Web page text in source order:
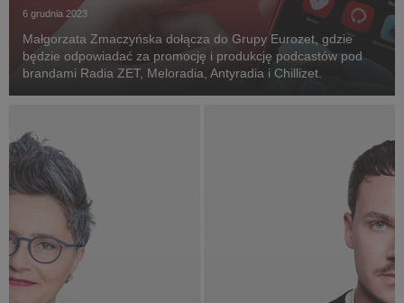
6 grudnia 2023
Małgorzata Zmaczyńska dołącza do Grupy Eurozet, gdzie
będzie odpowiadać za promocję i produkcję podcastów pod
brandami Radia ZET, Meloradia, Antyradia i Chillizet.